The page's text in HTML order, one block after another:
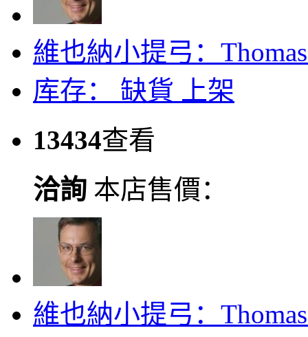
維也納小提弓：
库存： 缺貨
上架
13434查看
洽詢 本店售價：
維也納小提弓：